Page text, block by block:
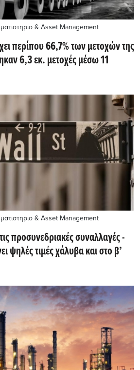
& Asset Management
περίπου 66,7% των μετοχών της
6,3 εκ. μετοχές μέσω 11
& Asset Management
προσυνεδριακές συναλλαγές -
ψηλές τιμές χάλυβα και στο β’